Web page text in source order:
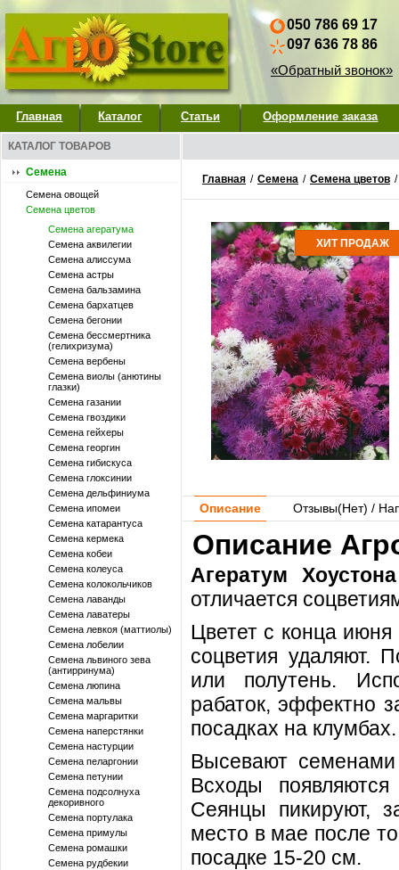
050 786 69 17
097 636 78 86
«Обратный звонок»
Главная Каталог Статьи Оформление заказа
КАТАЛОГ ТОВАРОВ
Семена
Семена овощей
Семена цветов
Семена агератума
Семена аквилегии
Семена алиссума
Семена астры
Семена бальзамина
Семена бархатцев
Семена бегонии
Семена бессмертника
(гелихризума)
Семена вербены
Семена виолы (анютины
глазки)
Семена газании
Семена гвоздики
Семена гейхеры
Семена георгин
Семена гибискуса
Семена глоксинии
Семена дельфиниума
Семена ипомеи
Семена катарантуса
Семена кермека
Семена кобеи
Семена колеуса
Семена колокольчиков
Семена лаванды
Семена лаватеры
Семена левкоя (маттиолы)
Семена лобелии
Семена львиного зева
(антирринума)
Семена люпина
Семена мальвы
Семена маргаритки
Семена наперстянки
Семена настурции
Семена пеларгонии
Семена петунии
Семена подсолнуха
декоривного
Семена портулака
Семена примулы
Семена ромашки
Семена рудбекии
Главная / Семена / Семена цветов /
ХИТ ПРОДАЖ
Описание Отзывы(Нет) /
Описание
Агератум Хоустона
отличается
Цветет с конца
соцветия удаляют.
или полутень.
рабаток, эффектно
посадках на
Высевают
Всходы
Сеянцы пикируют,
место в мае после
посадке 15-20 см.